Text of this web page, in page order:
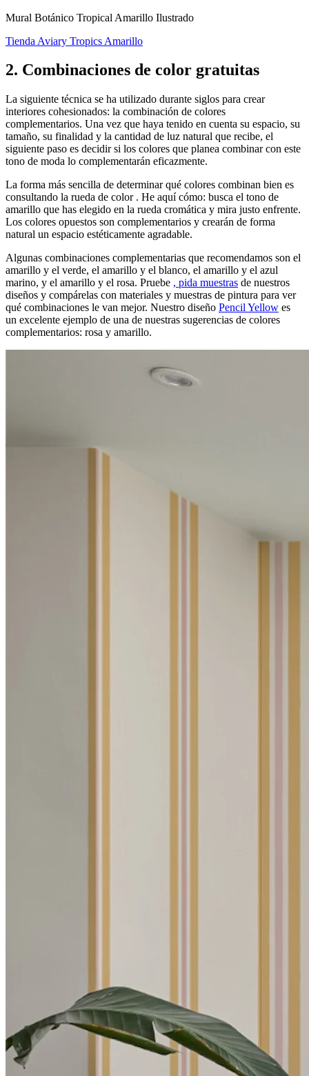
Mural Botánico Tropical Amarillo Ilustrado
Tienda Aviary Tropics Amarillo
2. Combinaciones de color gratuitas
La siguiente técnica se ha utilizado durante siglos para crear
interiores cohesionados: la combinación de colores
complementarios. Una vez que haya tenido en cuenta su espacio, su
tamaño, su finalidad y la cantidad de luz natural que recibe, el
siguiente paso es decidir si los colores que planea combinar con este
tono de moda lo complementarán eficazmente.
La forma más sencilla de determinar qué colores combinan bien es
consultando la rueda de color . He aquí cómo: busca el tono de
amarillo que has elegido en la rueda cromática y mira justo enfrente.
Los colores opuestos son complementarios y crearán de forma
natural un espacio estéticamente agradable.
Algunas combinaciones complementarias que recomendamos son el
amarillo y el verde, el amarillo y el blanco, el amarillo y el azul
marino, y el amarillo y el rosa. Pruebe , pida muestras de nuestros
diseños y compárelas con materiales y muestras de pintura para ver
qué combinaciones le van mejor. Nuestro diseño Pencil Yellow es
un excelente ejemplo de una de nuestras sugerencias de colores
complementarios: rosa y amarillo.